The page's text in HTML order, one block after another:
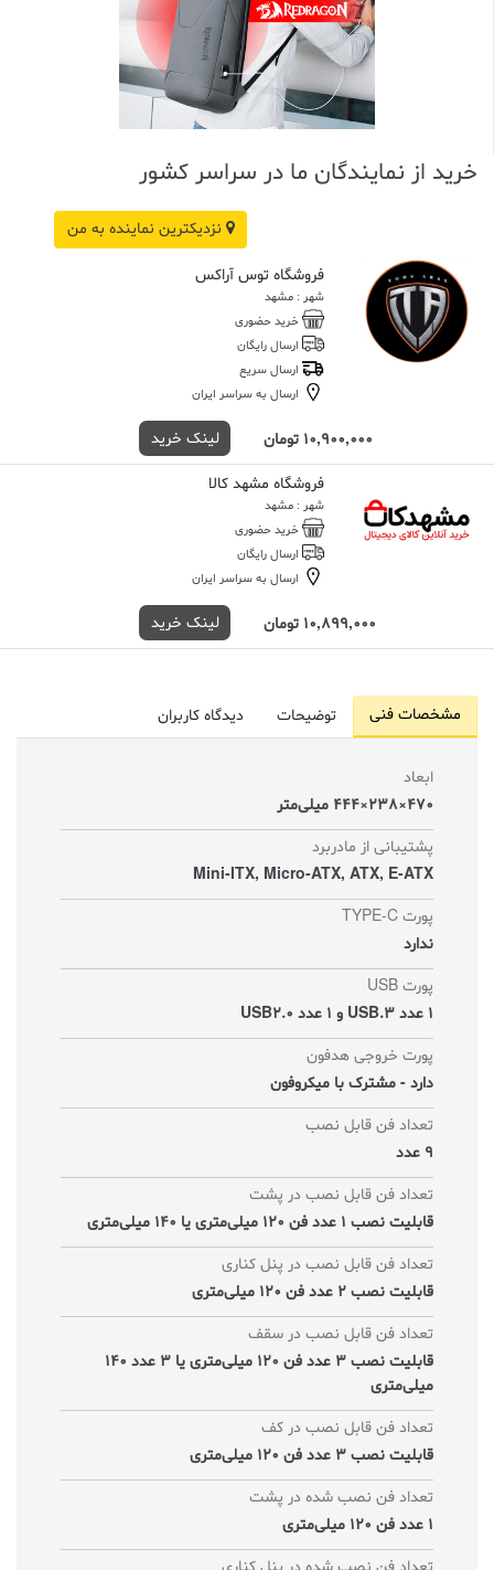
خرید از نمایندگان ما در سراسر کشور
نزدیکترین نماینده به من
فروشگاه توس آراکس
شهر : مشهد
خرید حضوری
ارسال رایگان
ارسال سریع
ارسال به سراسر ایران
10,900,000 تومان لینک خرید
فروشگاه مشهد کالا
شهر : مشهد
خرید حضوری
ارسال رایگان
ارسال به سراسر ایران
10,899,000 تومان لینک خرید
مشخصات فنی توضیحات دیدگاه کاربران
ابعاد
470×238×444 میلی‌متر
پشتیبانی از مادربرد
Mini-ITX, Micro-ATX, ATX, E-ATX
پورت TYPE-C
ندارد
پورت USB
1 عدد USB.3 و 1 عدد USB2.0
پورت خروجی هدفون
دارد - مشترک با میکروفون
تعداد فن قابل نصب
9 عدد
تعداد فن قابل نصب در پشت
قابلیت نصب 1 عدد فن 120 میلی‌متری یا 140 میلی‌متری
تعداد فن قابل نصب در پنل کناری
قابلیت نصب 2 عدد فن 120 میلی‌متری
تعداد فن قابل نصب در سقف
قابلیت نصب 3 عدد فن 120 میلی‌متری یا 3 عدد 140
میلی‌متری
تعداد فن قابل نصب در کف
قابلیت نصب 3 عدد فن 120 میلی‌متری
تعداد فن نصب شده در پشت
1 عدد فن 120 میلی‌متری